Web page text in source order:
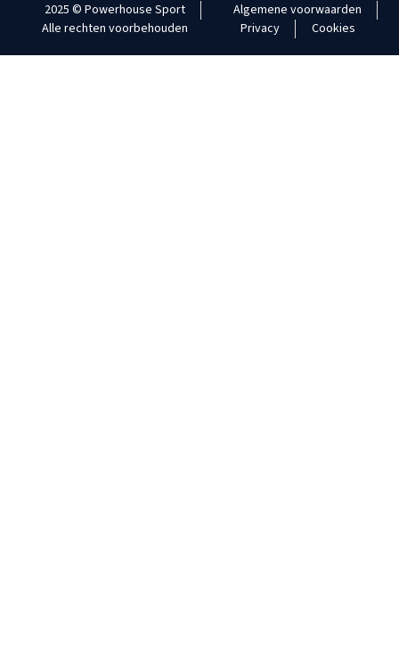
2025 © Powerhouse Sport
Alle rechten voorbehouden
Algemene voorwaarden
Privacy
Cookies